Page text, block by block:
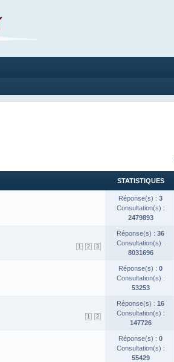
STATISTIQUES
Réponse(s) : 3
Consultation(s) :
2479893
1 2 3
Réponse(s) : 36
Consultation(s) :
8031696
Réponse(s) : 0
Consultation(s) :
53253
1 2
Réponse(s) : 16
Consultation(s) :
147726
Réponse(s) : 0
Consultation(s) :
55429